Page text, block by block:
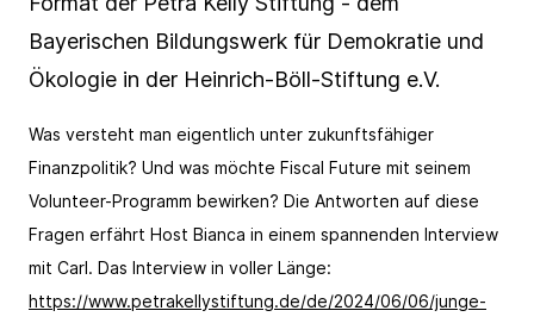
Bayerischen Bildungswerk für Demokratie und
Ökologie in der Heinrich-Böll-Stiftung e.V.
Was versteht man eigentlich unter zukunftsfähiger
Finanzpolitik? Und was möchte Fiscal Future mit seinem
Volunteer-Programm bewirken? Die Antworten auf diese
Fragen erfährt Host Bianca in einem spannenden Interview
mit Carl. Das Interview in voller Länge:
https://www.petrakellystiftung.de/de/2024/06/06/junge-
Es gelten die Google-Datenschutzbestimmungen
Nutzungsbedingungen.
Es gelten die Google-Datenschutzbestimmungen
Nutzungsbedingungen.
Abbrechen Abonnieren